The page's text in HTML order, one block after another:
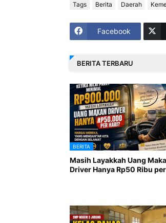
Tags Berita Daerah
Facebook
BERITA TERBARU
BERITA
Masih Layakkah Uang
Driver Hanya Rp50 Ribu